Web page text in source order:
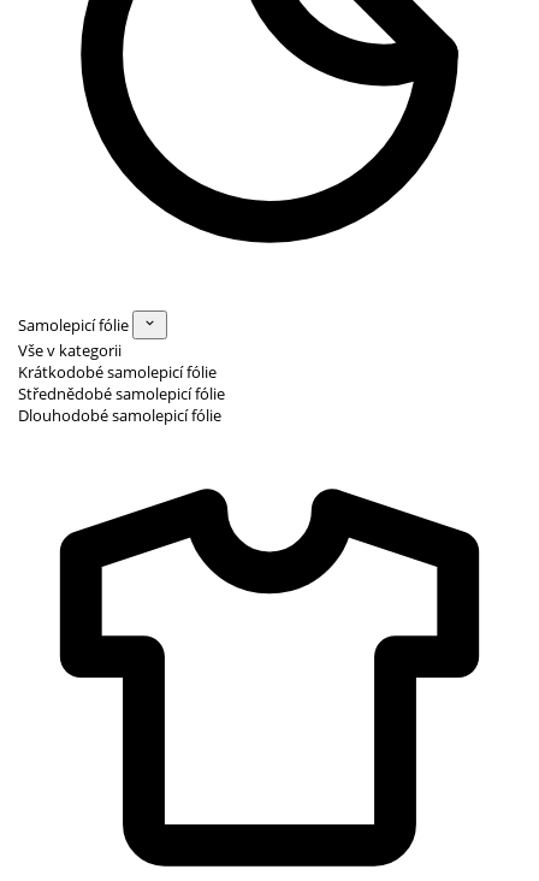
Samolepicí fólie
Vše v kategorii
Krátkodobé samolepicí fólie
Střednědobé samolepicí fólie
Dlouhodobé samolepicí fólie